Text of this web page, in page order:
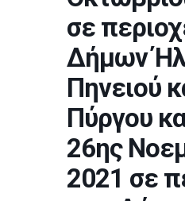
σε
Δήμων
Πηνειού
Πύργου
26ης
2021 σε